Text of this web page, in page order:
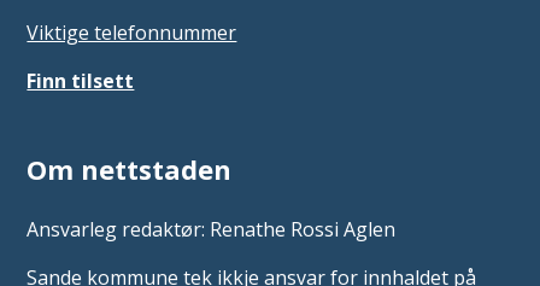
Viktige telefonnummer
Finn tilsett
Om nettstaden
Ansvarleg redaktør: Renathe Rossi Aglen
Sande kommune tek ikkje ansvar for innhaldet på